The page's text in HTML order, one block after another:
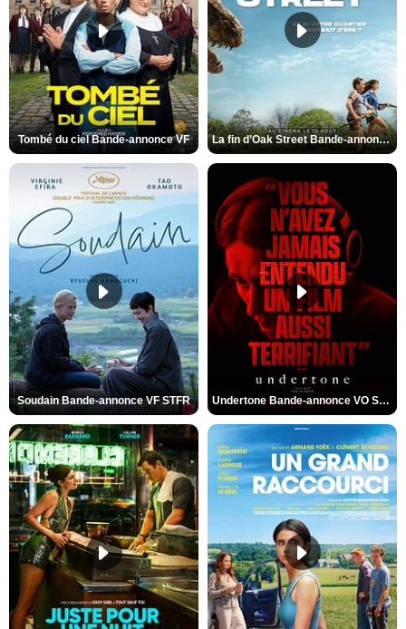
Tombé du ciel Bande-annonce VF La fin d’Oak Street Bande-annonce VO STFR
Soudain Bande-annonce VF STFR Undertone Bande-annonce VO STFR